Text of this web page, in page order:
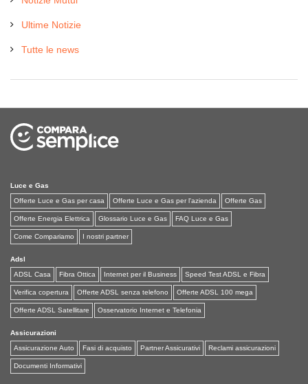
Ultime Notizie
Tutte le news
Luce e Gas
Offerte Luce e Gas per casa
Offerte Luce e Gas per l'azienda Offerte Gas
Offerte Energia Elettrica Glossario Luce e Gas FAQ Luce e Gas
Come Compariamo I nostri partner
Adsl
ADSL Casa
Fibra Ottica Internet per il Business Speed Test ADSL e Fibra
Verifica copertura Offerte ADSL senza telefono Offerte ADSL 100 mega
Offerte ADSL Satellitare Osservatorio Internet e Telefonia
Assicurazioni
Assicurazione Auto
Fasi di acquisto Partner Assicurativi Reclami assicurazioni
Documenti Informativi